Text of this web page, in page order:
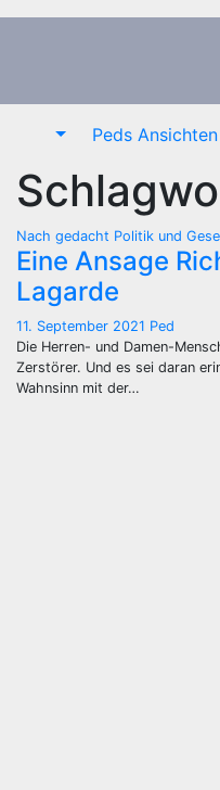
Zum
Peds Ansichten
Nach gedacht Politik und
Eine Ansage
Lagarde
11. September 2021 Ped
Die Herren- und Damen-
Zerstörer. Und es sei daran
Wahnsinn mit der…